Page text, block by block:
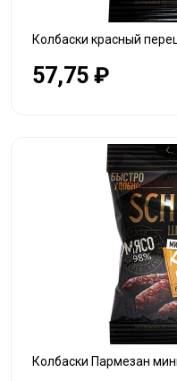
Колбаски красный
57,75 ₽
Колбаски Пармезан